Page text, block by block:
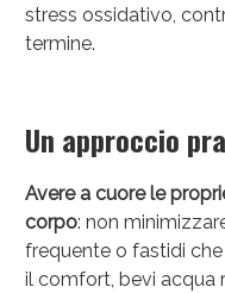
stress ossidativo,
termine.
Un approccio
Avere a cuore le
corpo: non
frequente o fastidi
il comfort, bevi acqua